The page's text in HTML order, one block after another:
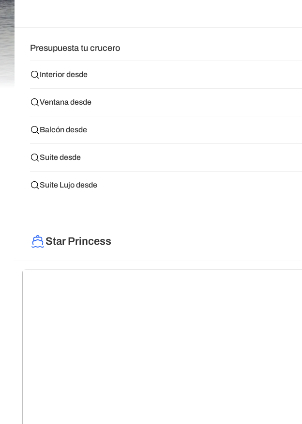
Presupuesta tu crucero
Interior desde
Ventana desde
Balcón desde
Suite desde
Suite Lujo desde
Star Princess